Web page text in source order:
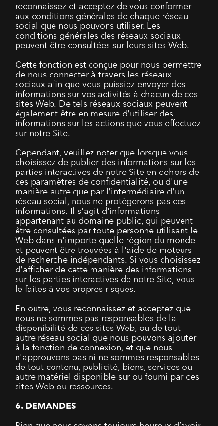
reconnaissez et acceptez de vous conformer
aux conditions générales de chaque réseau
social que nous pouvons utiliser. Les
conditions générales des réseaux sociaux
peuvent être consultées sur leurs sites Web.
Cette fonction est conçue pour nous permettre
de nous connecter à travers les réseaux
sociaux afin que vous puissiez envoyer des
informations sur vos activités à chacun de ces
sites Web. De tels réseaux sociaux peuvent
également être en mesure d'utiliser des
informations sur les actions que vous effectuez
sur notre Site.
Cependant, veuillez noter que lorsque vous
choisissez de publier des informations sur les
parties interactives de notre Site en dehors de
ces paramètres de confidentialité, ou d'une
manière autre que par l'intermédiaire d'un
réseau social, nous ne protègerons pas ces
informations. Il s'agit d'informations
appartenant au domaine public, qui peuvent
être consultées par toute personne utilisant le
Web dans n'importe quelle région du monde
et peuvent être trouvées à l'aide de moteurs
de recherche indépendants. Si vous choisissez
d'afficher de cette manière des informations
sur les parties interactives de notre Site, vous
le faites à vos propres risques.
En outre, vous reconnaissez et acceptez que
nous ne sommes pas responsables de la
disponibilité de ces sites Web, ou de tout
autre réseau social que nous pouvons ajouter
à la fonction de connexion, et que nous
n'approuvons pas ni ne sommes responsables
de tout contenu, publicité, biens, services ou
autre matériel disponible sur ou fourni par ces
sites Web ou ressources.
6. DEMANDES